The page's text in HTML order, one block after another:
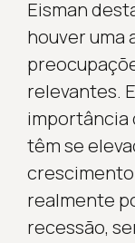
Eisman
houver uma
relevantes.
importância
têm se
crescimento
realmente
recessão,